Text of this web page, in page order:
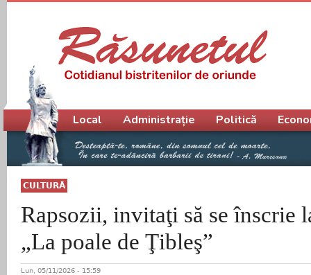
CULTURĂ
Rapsozii, invitaţi să se înscrie
„La poale de Ţibleş”
Lun, 05/11/2026 - 15:59
Meniu principal
Local Administrație Politică